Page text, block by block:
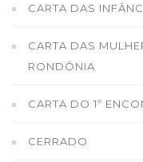
CARTA DAS
CARTA DAS
RONDÔNIA
CARTA DO 1º
CERRADO